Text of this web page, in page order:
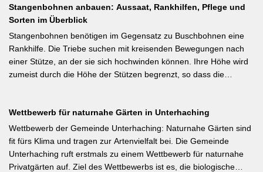
Flieder und Zierkirsche bilden ihre Blütenknospen für das nächste
Jahr im Sommer. Der Schnitt direkt nach der Blüte (bei Flieder:
sofort nach dem Verblühen!) ist die letzte Chance – wer jetzt noch
nicht geschnitten hat, sollte spätestens in den nächsten zwei
Wochen ran. Das Grundprinzip: Überflüssige alte Triebe
bodennah entfernen, damit das neue Holz ausreifen kann.
Stangenbohnen anbauen: Aussaat, Rankhilfen, Pflege und
Sorten im Überblick
Stangenbohnen benötigen im Gegensatz zu Buschbohnen eine
Rankhilfe. Die Triebe suchen mit kreisenden Bewegungen nach
einer Stütze, an der sie sich hochwinden können. Ihre Höhe wird
zumeist durch die Höhe der Stützen begrenzt, so dass die
Weiterlesen bei meine-ernte.de Kurzfassung: Bis Mitte Juni ist die
Aussaat von Stangenbohnen direkt ins Freiland noch problemlos
möglich. Samen über Nacht wässern, 5–6 cm tief setzen,
Pflanzabstand 50 cm. Als Mittelzehrer brauchen Stangenbohnen
im Gegensatz zu Buschbohnen eine moderierte Düngung
Wettbewerb für naturnahe Gärten in Unterhaching
Wettbewerb der Gemeinde Unterhaching: Naturnahe Gärten sind
fit fürs Klima und tragen zur Artenvielfalt bei. Die Gemeinde
Unterhaching ruft erstmals zu einem Wettbewerb für naturnahe
Privatgärten auf. Ziel des Wettbewerbs ist es, die biologische